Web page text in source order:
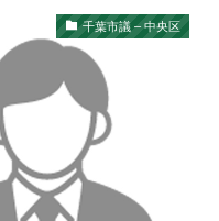
千葉市議 – 中央区